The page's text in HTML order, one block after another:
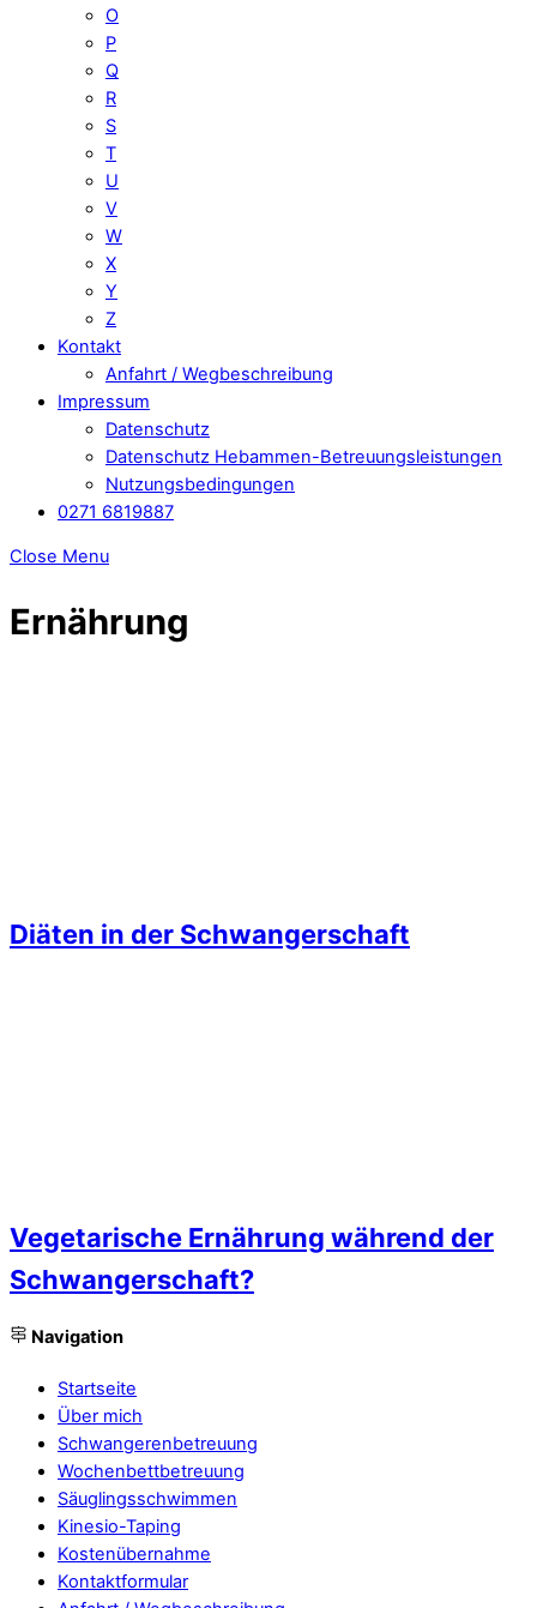
O
P
Q
R
S
T
U
V
W
X
Y
Z
Kontakt
Anfahrt / Wegbeschreibung
Impressum
Datenschutz
Datenschutz Hebammen-Betreuungsleistungen
Nutzungsbedingungen
0271 6819887
Close Menu
Ernährung
Diäten in der Schwangerschaft
Vegetarische Ernährung während der
Schwangerschaft?
Navigation
Startseite
Über mich
Schwangerenbetreuung
Wochenbettbetreuung
Säuglingsschwimmen
Kinesio-Taping
Kostenübernahme
Kontaktformular